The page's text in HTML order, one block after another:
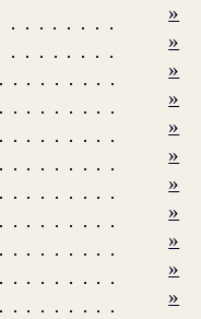
»
»
»
»
»
»
»
»
»
»
»